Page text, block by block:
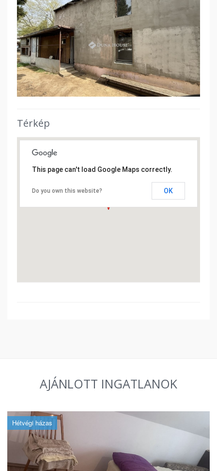
Térkép
This page can't load Google Maps correctly.
Do you own this website? OK
AJÁNLOTT INGATLANOK
Hétvégi házas